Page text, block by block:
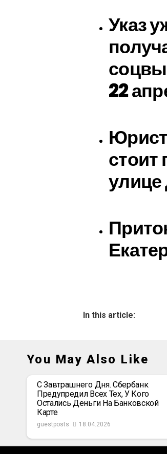
Указ
22
улице
In this article:
You May Also Like
С Завтрашнего Дня. Сбербанк
Предупредил Всех Тех, У Кого
Остались Деньги На Банковской
Карте
guestposts 18.04.2026